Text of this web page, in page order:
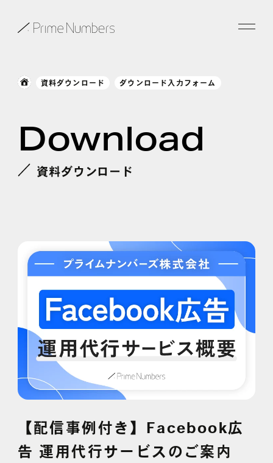
事例紹介
お役立ち情報
各種ご相談 資料ダウンロード
セミナー申し込み
資料ダウンロード ダウンロード入力フォーム
Download
資料ダウンロード
【配信事例付き】Facebook広
告 運用代行サービスのご案内